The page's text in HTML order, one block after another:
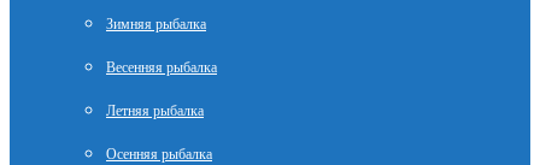
Зимняя рыбалка
Весенняя рыбалка
Летняя рыбалка
Осенняя рыбалка